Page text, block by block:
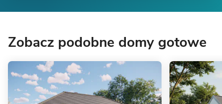
Zobacz podobne domy gotowe